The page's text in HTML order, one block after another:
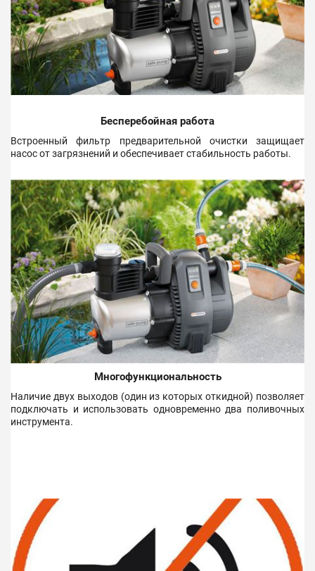
Бесперебойная работа
Встроенный фильтр предварительной очистки защищает
насос от загрязнений и обеспечивает стабильность работы.
Многофункциональность
Наличие двух выходов (один из которых откидной) позволяет
подключать и использовать одновременно два поливочных
инструмента.